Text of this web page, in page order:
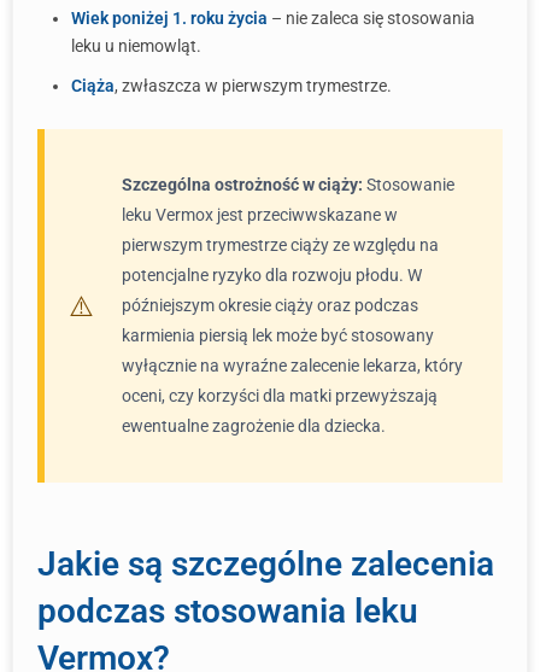
Wiek poniżej 1. roku życia – nie zaleca się stosowania
leku u niemowląt.
Ciąża, zwłaszcza w pierwszym trymestrze.
Szczególna ostrożność w ciąży: Stosowanie
leku Vermox jest przeciwwskazane w
pierwszym trymestrze ciąży ze względu na
potencjalne ryzyko dla rozwoju płodu. W
późniejszym okresie ciąży oraz podczas
karmienia piersią lek może być stosowany
wyłącznie na wyraźne zalecenie lekarza, który
oceni, czy korzyści dla matki przewyższają
ewentualne zagrożenie dla dziecka.
Jakie są szczególne zalecenia
podczas stosowania leku
Vermox?